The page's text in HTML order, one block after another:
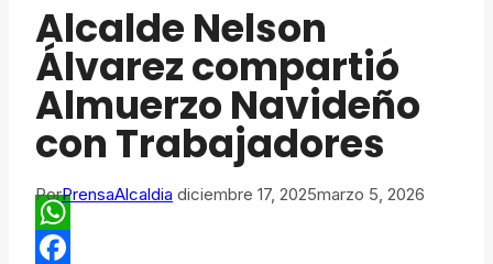
Alcalde Nelson
Álvarez compartió
Almuerzo Navideño
con Trabajadores
PorPrensaAlcaldia diciembre 17, 2025marzo 5, 2026
WhatsApp